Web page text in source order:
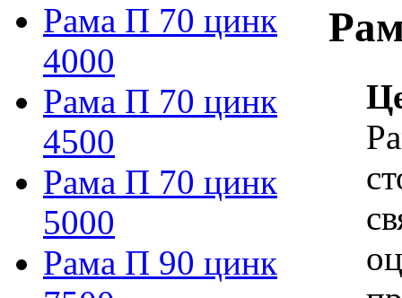
Рама П 70 цинк
4000
Рама П 70 цинк
4500
Рама П 70 цинк
5000
Рама П 90 цинк